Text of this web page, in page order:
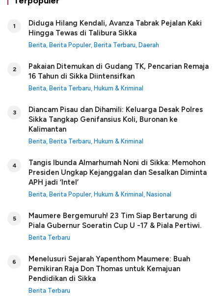
1
Diduga Hilang Kendali, Avanza Tabrak Pejalan Kaki
Hingga Tewas di Talibura Sikka
Berita, Berita Populer, Berita Terbaru, Daerah
2
Pakaian Ditemukan di Gudang TK, Pencarian Remaja
16 Tahun di Sikka Diintensifkan
Berita, Berita Terbaru, Hukum & Kriminal
3
Diancam Pisau dan Dihamili: Keluarga Desak Polres
Sikka Tangkap Genifansius Koli, Buronan ke
Kalimantan
Berita, Berita Terbaru, Hukum & Kriminal
4
Tangis Ibunda Almarhumah Noni di Sikka: Memohon
Presiden Ungkap Kejanggalan dan Sesalkan Diminta
APH jadi ‘Intel’
Berita, Berita Populer, Hukum & Kriminal , Nasional
5
Maumere Bergemuruh! 23 Tim Siap Bertarung di
Piala Gubernur Soeratin Cup U -17 & Piala Pertiwi.
Berita Terbaru
6
Menelusuri Sejarah Yapenthom Maumere: Buah
Pemikiran Raja Don Thomas untuk Kemajuan
Pendidikan di Sikka
Berita Terbaru